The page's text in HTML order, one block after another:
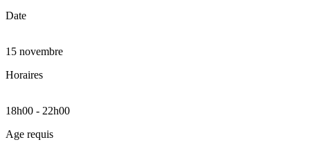
Date
15 novembre
Horaires
18h00 - 22h00
Age requis